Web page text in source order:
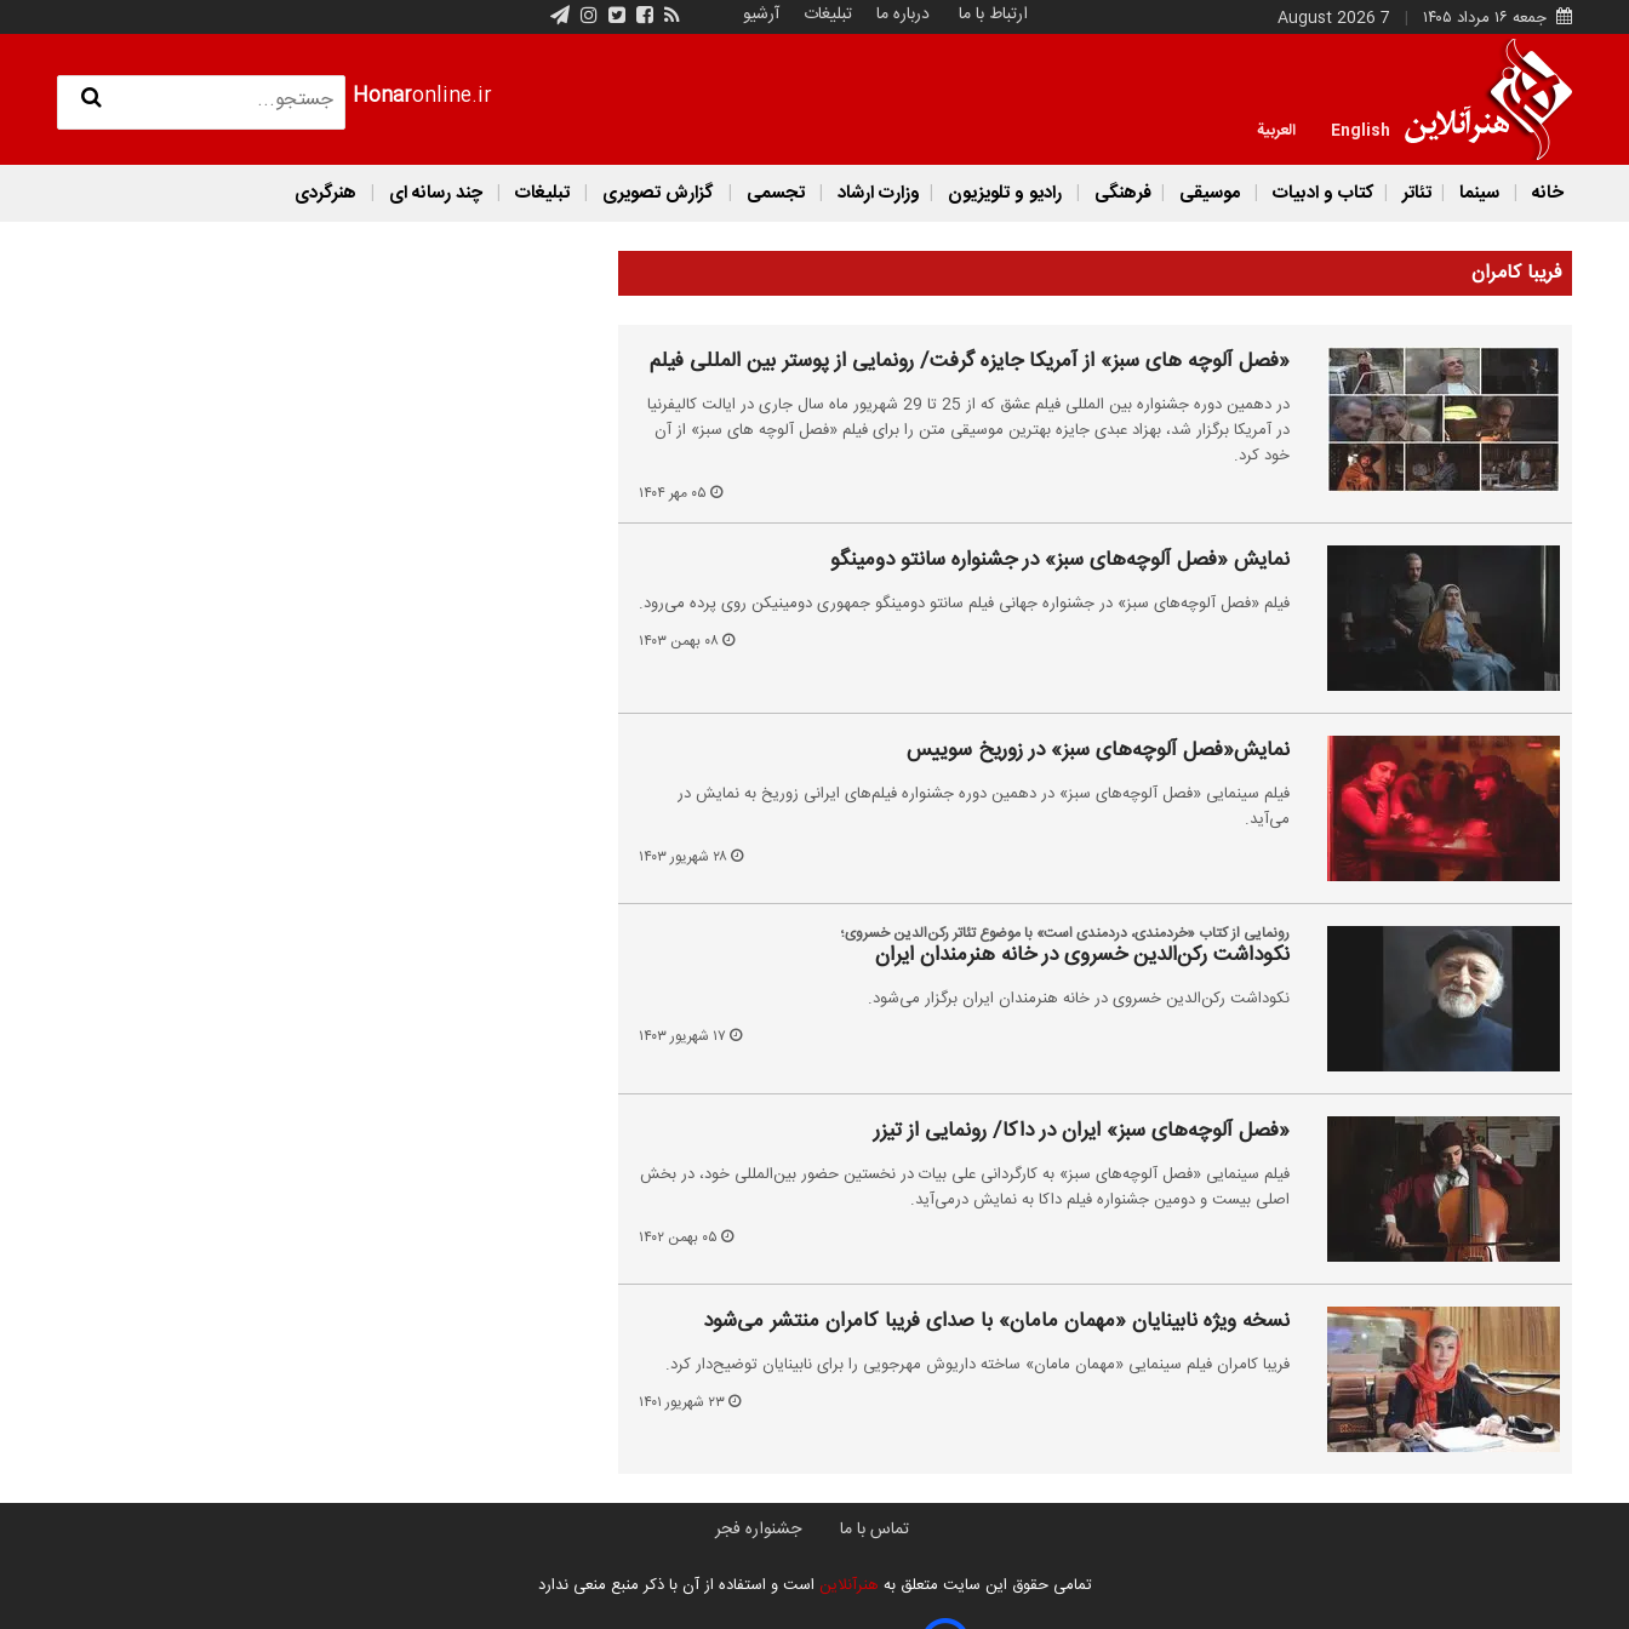
جمعه ۱۶ مرداد ۱۴۰۵ 7 August 2026 ارتباط با ما درباره ما تبلیغات آرشیو
Honaronline.ir
English العربية
خانه سینما تئاتر کتاب و ادبیات موسیقی فرهنگی رادیو و تلویزیون وزارت ارشاد تجسمی گزارش تصویری تبلیغات چند رسانه ای هنرگردی
فریبا کامران
«فصل آلوچه های سبز» از آمریکا جایزه گرفت/ رونمایی از پوستر بین المللی فیلم
در دهمین دوره جشنواره بین المللی فیلم عشق که از 25 تا 29 شهریور ماه سال جاری در ایالت کالیفرنیا
در آمریکا برگزار شد، بهزاد عبدی جایزه بهترین موسیقی متن را برای فیلم «فصل آلوچه های سبز» از آن
خود کرد.
نمایش «فصل آلوچه‌های سبز» در جشنواره سانتو دومینگو
فیلم «فصل آلوچه‌های سبز» در جشنواره جهانی فیلم سانتو دومینگو جمهوری دومینیکن روی پرده می‌رود.
نمایش«فصل آلوچه‌های سبز» در زوریخ سوییس
فیلم سینمایی «فصل آلوچه‌های سبز» در دهمین دوره جشنواره فیلم‌های ایرانی زوریخ به نمایش در
می‌آید.
رونمایی از کتاب «خردمندی، دردمندی است» با موضوع تئاتر رکن‌الدین خسروی؛
نکوداشت رکن‌الدین خسروی در خانه هنرمندان ایران
نکوداشت رکن‌الدین خسروی در خانه هنرمندان ایران برگزار می‌شود.
«فصل آلوچه‌های سبز» ایران در داکا/ رونمایی از تیزر
فیلم سینمایی «فصل آلوچه‌های سبز» به کارگردانی علی بیات در نخستین حضور بین‌المللی خود، در بخش
اصلی بیست و دومین جشنواره فیلم داکا به نمایش درمی‌آید.
نسخه ویژه نابینایان «مهمان مامان» با صدای فریبا کامران منتشر می‌شود
فریبا کامران فیلم سینمایی «مهمان مامان» ساخته داریوش مهرجویی را برای نابینایان توضیح‌دار کرد.
۲۳ شهریور ۱۴۰۱
تماس با ما جشنواره فجر
تمامی حقوق این سایت متعلق به هنرآنلاین است و استفاده از آن با ذکر منبع منعی ندارد